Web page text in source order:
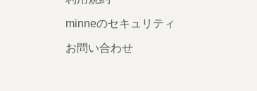
minneのセキュリティ
お問い合わせ